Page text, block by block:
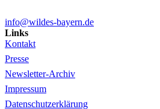
info@wildes-bayern.de
Links
Kontakt
Presse
Newsletter-Archiv
Impressum
Datenschutzerklärung